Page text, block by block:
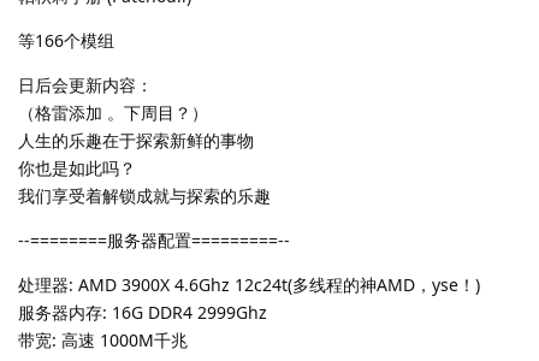
等166个模组
日后会更新内容：
（格雷添加 。下周目？）
人生的乐趣在于探索新鲜的事物
你也是如此吗？
我们享受着解锁成就与探索的乐趣
--========服务器配置=========--
处理器: AMD 3900X 4.6Ghz 12c24t(多线程的神AMD，yse！)
服务器内存: 16G DDR4 2999Ghz
带宽: 高速 1000M千兆